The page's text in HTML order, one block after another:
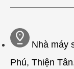
Nhà máy
Phú, Thiện